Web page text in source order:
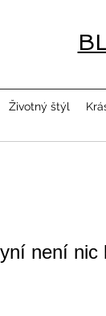
Životný štýl
není nic